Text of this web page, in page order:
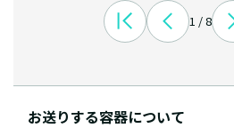
1 / 8
お送りする容器について